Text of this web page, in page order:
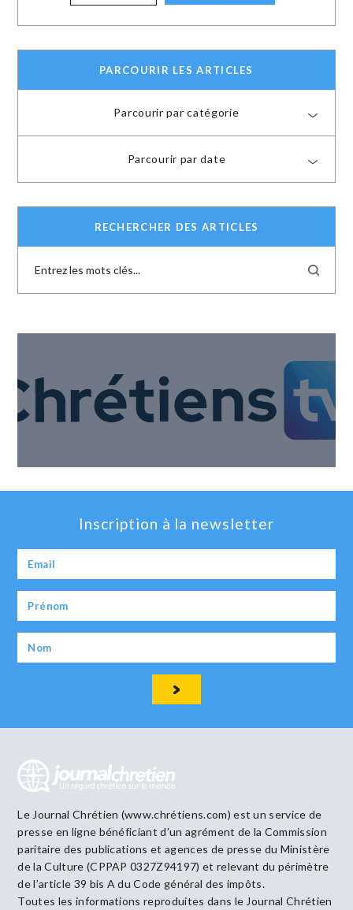
PARCOURIR LES ARTICLES
Parcourir par catégorie
Parcourir par date
RECHERCHER DES ARTICLES
Inscription à la newsletter
Le Journal Chrétien (www.chrétiens.com) est un service de
presse en ligne bénéficiant d’un agrément de la Commission
paritaire des publications et agences de presse du Ministère
de la Culture (CPPAP 0327Z94197) et relevant du périmètre
de l’article 39 bis A du Code général des impôts.
Toutes les informations reproduites dans le Journal Chrétien